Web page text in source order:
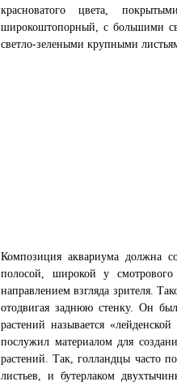
красноватого цвета,
широкоштопорный, с большими
светло-зелеными крупными
Композиция аквариума должна
полосой, широкой у
направлением взгляда зрителя.
отодвигая заднюю стенку. Он
растений называется
послужил материалом для
растений. Так, голландцы часто
листьев, и бутерлаком